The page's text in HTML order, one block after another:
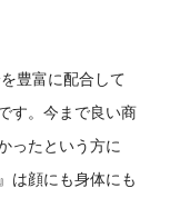
豊富に配合して
す。今まで良い商
ったという方に
は顔にも身体にも